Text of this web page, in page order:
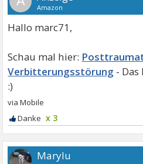
Hallo marc71,
Verbitterungsstörung
x 3
Marylu